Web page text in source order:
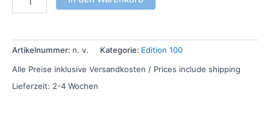
Artikelnummer: n. v. Kategorie: Edition 100
Alle Preise inklusive Versandkosten / Prices include shipping
Lieferzeit: 2-4 Wochen